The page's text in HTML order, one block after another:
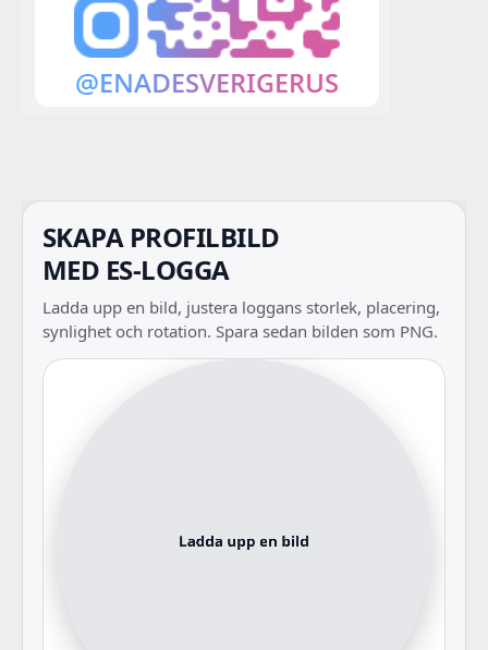
SKAPA PROFILBILD
MED ES-LOGGA
Ladda upp en bild, justera loggans storlek, placering,
synlighet och rotation. Spara sedan bilden som PNG.